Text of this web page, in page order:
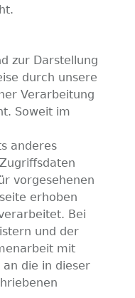
zur Darstellung
durch unsere
Verarbeitung
Soweit im
anderes
vorgesehenen
erhoben
Bei
und der
mit
die in dieser